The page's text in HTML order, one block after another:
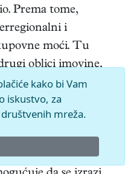
Prema tome,
i
moći. Tu
oblici imovine,
se u slučaju pada
samo nominalna
Četvrta je
na drugoga
trenutku
kako bi Vam
iskustvo, za
mreža.